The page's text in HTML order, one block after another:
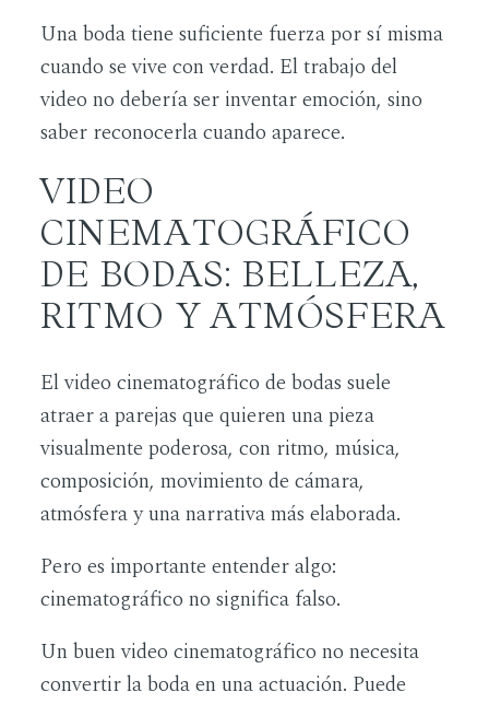
Una boda tiene suficiente fuerza por sí misma
cuando se vive con verdad. El trabajo del
video no debería ser inventar emoción, sino
saber reconocerla cuando aparece.
VIDEO
CINEMATOGRÁFICO
DE BODAS: BELLEZA,
RITMO Y ATMÓSFERA
El video cinematográfico de bodas suele
atraer a parejas que quieren una pieza
visualmente poderosa, con ritmo, música,
composición, movimiento de cámara,
atmósfera y una narrativa más elaborada.
Pero es importante entender algo:
cinematográfico no significa falso.
Un buen video cinematográfico no necesita
convertir la boda en una actuación. Puede